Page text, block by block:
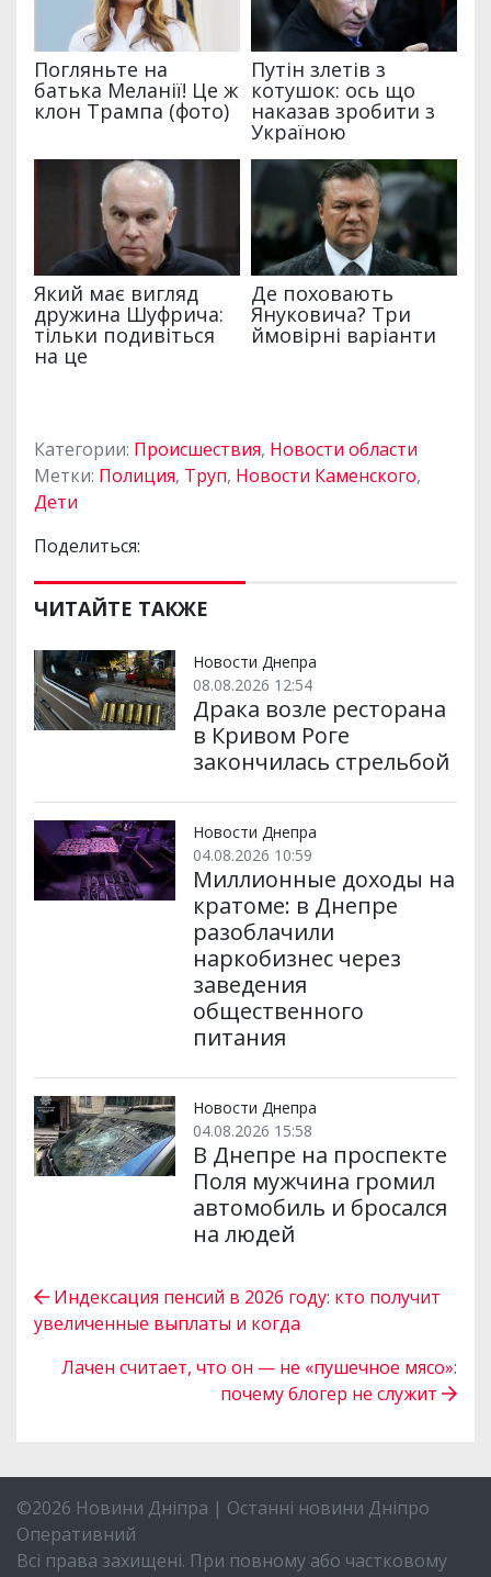
Категории: Происшествия, Новости области
Метки: Полиция, Труп, Новости Каменского,
Дети
Поделиться:
ЧИТАЙТЕ ТАКЖЕ
Новости Днепра
08.08.2026 12:54
Драка возле ресторана
в Кривом Роге
закончилась стрельбой
Новости Днепра
04.08.2026 10:59
Миллионные доходы на
кратоме: в Днепре
разоблачили
наркобизнес через
заведения
общественного
питания
Новости Днепра
04.08.2026 15:58
В Днепре на проспекте
Поля мужчина громил
автомобиль и бросался
на людей
Индексация пенсий в 2026 году: кто получит
увеличенные выплаты и когда
Лачен считает, что он — не «пушечное мясо»:
почему блогер не служит
©2026 Новини Дніпра | Останні новини Дніпро
Оперативний
Всі права захищені. При повному або частковому